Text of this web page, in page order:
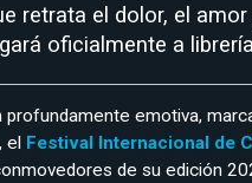
retrata el dolor, el
oficialmente a
profundamente emotiva,
el Festival Internacional de
de su edición